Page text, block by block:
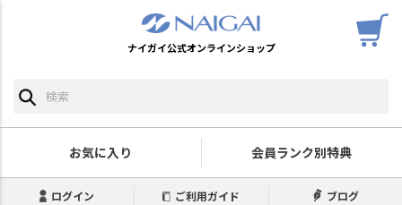
ナイガイ公式オンラインショップ
お気に入り 会員ランク別特典
ログイン ご利用ガイド ブログ